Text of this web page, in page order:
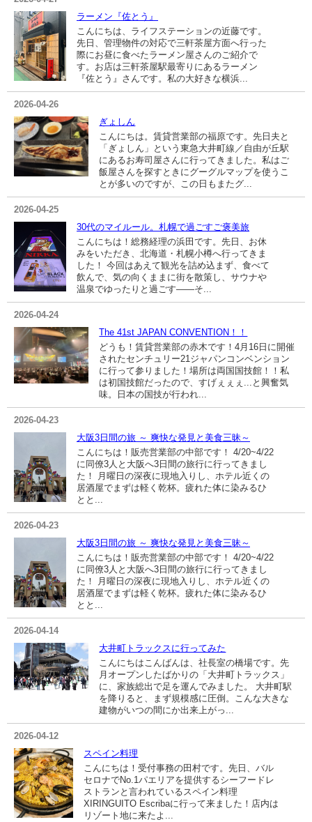
ラーメン『佐とう』
こんにちは、ライフステーションの近藤です。
先日、管理物件の対応で三軒茶屋方面へ行った
際にお昼に食べたラーメン屋さんのご紹介で
す。お店は三軒茶屋駅最寄りにあるラーメン
『佐とう』さんです。私の大好きな横浜...
2026-04-26
ぎょしん
こんにちは。賃貸営業部の福原です。先日夫と
「ぎょしん」という東急大井町線／自由が丘駅
にあるお寿司屋さんに行ってきました。私はご
飯屋さんを探すときにグーグルマップを使うこ
とが多いのですが、この日もまたグ...
2026-04-25
30代のマイルール。札幌で過ごすご褒美旅
こんにちは！総務経理の浜田です。先日、お休
みをいただき、北海道・札幌小樽へ行ってきま
した！ 今回はあえて観光を詰め込まず、食べて
飲んで、気の向くままに街を散策し、サウナや
温泉でゆったりと過ごす――そ...
2026-04-24
The 41st JAPAN CONVENTION！！
どうも！賃貸営業部の赤木です！4月16日に開催
されたセンチュリー21ジャパンコンベンション
に行って参りました！場所は両国国技館！！私
は初国技館だったので、すげぇぇぇ...と興奮気
味。日本の国技が行われ...
2026-04-23
大阪3日間の旅 ～ 爽快な発見と美食三昧～
こんにちは！販売営業部の中部です！ 4/20~4/22
に同僚3人と大阪へ3日間の旅行に行ってきまし
た！ 月曜日の深夜に現地入りし、ホテル近くの
居酒屋でまずは軽く乾杯。疲れた体に染みるひ
とと...
2026-04-23
大阪3日間の旅 ～ 爽快な発見と美食三昧～
こんにちは！販売営業部の中部です！ 4/20~4/22
に同僚3人と大阪へ3日間の旅行に行ってきまし
た！ 月曜日の深夜に現地入りし、ホテル近くの
居酒屋でまずは軽く乾杯。疲れた体に染みるひ
とと...
2026-04-14
大井町トラックスに行ってみた
こんにちはこんばんは、社長室の橋場です。先
月オープンしたばかりの「大井町トラックス」
に、家族総出で足を運んでみました。 大井町駅
を降りると、まず規模感に圧倒。こんな大きな
建物がいつの間にか出来上がっ...
2026-04-12
スペイン料理
こんにちは！受付事務の田村です。先日、バル
セロナでNo.1パエリアを提供するシーフードレ
ストランと言われているスペイン料理
XIRINGUITO Escribaに行って来ました！店内は
リゾート地に来たよ...